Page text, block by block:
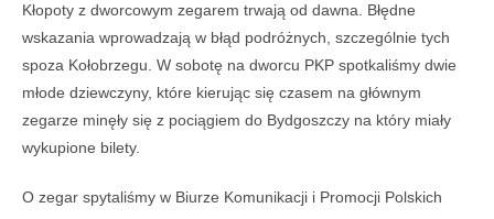
Kłopoty z dworcowym zegarem trwają od dawna. Błędne
wskazania wprowadzają w błąd podróżnych, szczególnie tych
spoza Kołobrzegu. W sobotę na dworcu PKP spotkaliśmy dwie
młode dziewczyny, które kierując się czasem na głównym
zegarze minęły się z pociągiem do Bydgoszczy na który miały
wykupione bilety.
O zegar spytaliśmy w Biurze Komunikacji i Promocji Polskich